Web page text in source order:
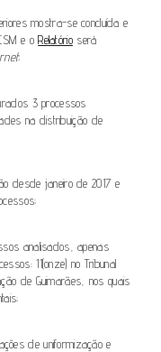
mostra-se concluída e
e oRelatórioserá
;
3 processos
na distribuição de
desde janeiro de 2017 e
analisados, apenas
11(onze) no Tribunal
de Guimarães, nos quais
de uniformização e